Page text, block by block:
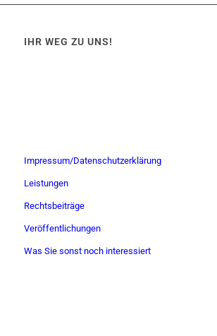
IHR WEG ZU UNS!
Impressum/Datenschutzerklärung
Leistungen
Rechtsbeiträge
Veröffentlichungen
Was Sie sonst noch interessiert